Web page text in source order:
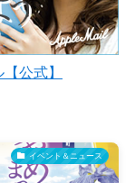
公式】
イベント＆ニュース